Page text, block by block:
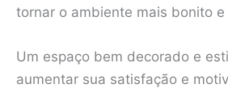
tornar o ambiente mais bonito e
Um espaço bem decorado e
aumentar sua satisfação e